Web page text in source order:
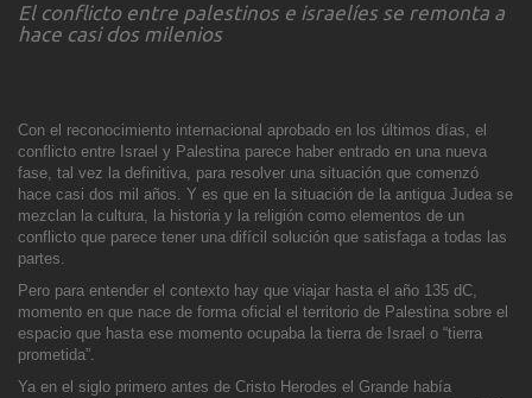
El conflicto entre palestinos e israelíes se remonta a
hace casi dos milenios
Con el reconocimiento internacional aprobado en los últimos días, el
conflicto entre Israel y Palestina parece haber entrado en una nueva
fase, tal vez la definitiva, para resolver una situación que comenzó
hace casi dos mil años. Y es que en la situación de la antigua Judea se
mezclan la cultura, la historia y la religión como elementos de un
conflicto que parece tener una difícil solución que satisfaga a todas las
partes.
Pero para entender el contexto hay que viajar hasta el año 135 dC,
momento en que nace de forma oficial el territorio de Palestina sobre el
espacio que hasta ese momento ocupaba la tierra de Israel o “tierra
prometida”.
Ya en el siglo primero antes de Cristo Herodes el Grande había